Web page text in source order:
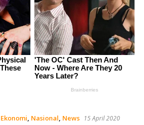
Ekonomi, Nasional, News 15 April 2020